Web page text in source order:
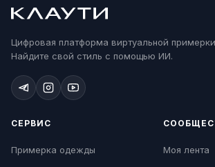
Цифровая платформа виртуальной
Найдите свой стиль с помощью ИИ.
СЕРВИС
Примерка одежды Моя лента